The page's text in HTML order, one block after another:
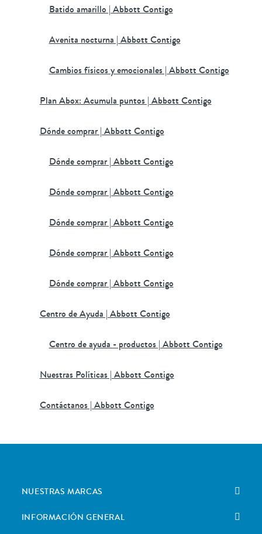
Batido amarillo | Abbott Contigo
Avenita nocturna | Abbott Contigo
Cambios físicos y emocionales | Abbott Contigo
Plan Abox: Acumula puntos | Abbott Contigo
Dónde comprar | Abbott Contigo
Dónde comprar | Abbott Contigo
Dónde comprar | Abbott Contigo
Dónde comprar | Abbott Contigo
Dónde comprar | Abbott Contigo
Dónde comprar | Abbott Contigo
Centro de Ayuda | Abbott Contigo
Centro de ayuda - productos | Abbott Contigo
Nuestras Políticas | Abbott Contigo
Contáctanos | Abbott Contigo
NUESTRAS MARCAS
INFORMACIÓN GENERAL